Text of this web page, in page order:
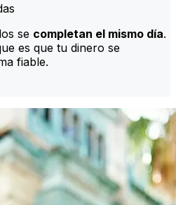
se completan el mismo día.
es que tu dinero se
fiable.